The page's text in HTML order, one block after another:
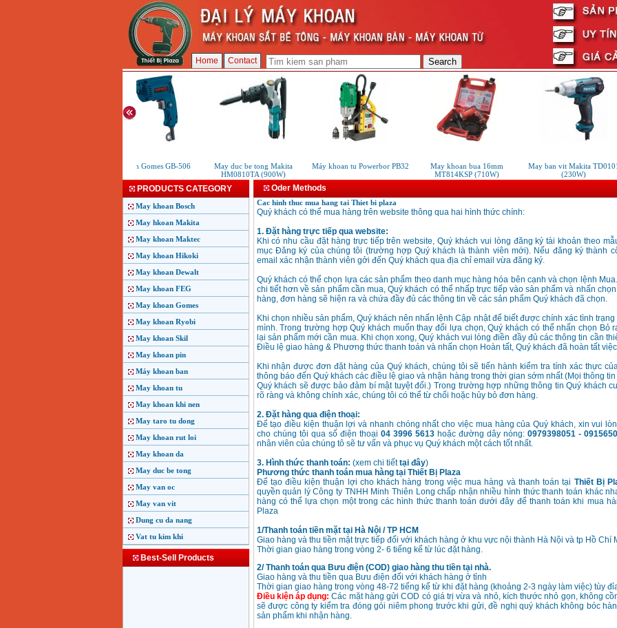
Home Contact
May khoan Gomes GB-506
May duc be tong Makita
HM0810TA (900W)
Máy khoan tu Powerbor PB32
May khoan bua 16mm
MT814KSP (710W)
May ban vit Makita TD0101
(230W)
PRODUCTS CATEGORY
May khoan Bosch
May hkoan Makita
May khoan Maktec
May khoan Hikoki
May khoan Dewalt
May khoan FEG
May khoan Gomes
May khoan Ryobi
May khoan Skil
May khoan pin
Máy khoan ban
May khoan tu
May khoan khi nen
May taro tu dong
May khoan rut loi
May khoan da
May duc be tong
May van oc
May van vit
Dung cu da nang
Vat tu kim khi
Best-Sell Products
Oder Methods
Cac hinh thuc mua hang tai Thiet bi plaza
Quý khách có thể mua hàng trên website thông qua hai hình thức chính:
1. Đặt hàng trực tiếp qua website:
Khi có nhu cầu đặt hàng trực tiếp trên website, Quý khách vui lòng đăng ký tài khoản theo
mục Đăng ký của chúng tôi (trường hợp Quý khách là thành viên mới). Nếu đăng ký thành
email xác nhận thành viên gởi đến Quý khách qua địa chỉ email vừa đăng ký.
Quý khách có thể chọn lựa các sản phẩm theo danh mục hàng hóa bên cạnh và chọn lệnh
chi tiết hơn về sản phẩm cần mua, Quý khách có thể nhấp trực tiếp vào sản phẩm và nhấn
hàng, đơn hàng sẽ hiện ra và chứa đầy đủ các thông tin về các sản phẩm Quý khách đã chọn.
Khi chọn nhiều sản phẩm, Quý khách nên nhấn lệnh Cập nhật để biết được chính xác tình
mình. Trong trường hợp Quý khách muốn thay đổi lựa chọn, Quý khách có thể nhấn chọn Bỏ
lại sản phẩm mới cần mua. Khi chọn xong, Quý khách vui lòng điền đầy đủ các thông tin cần
Điều lệ giao hàng & Phương thức thanh toán và nhấn chọn Hoàn tất, Quý khách đã hoàn tất
Khi nhận được đơn đặt hàng của Quý khách, chúng tôi sẽ tiến hành kiểm tra tính xác thực
thông báo đến Quý khách các điều lệ giao và nhận hàng trong thời gian sớm nhất (Mọi thông
Quý khách sẽ được bảo đảm bí mật tuyệt đối.) Trong trường hợp những thông tin Quý khách
rõ ràng và không chính xác, chúng tôi có thể từ chối hoặc hủy bỏ đơn hàng.
2. Đặt hàng qua điện thoại:
Để tạo điều kiện thuận lợi và nhanh chóng nhất cho việc mua hàng của Quý khách, xin vui
cho chúng tôi qua số điện thoại 04 3996 5613hoặc đường dây nóng:0979398051 -
nhân viên của chúng tô sẽ tư vấn và phục vụ Quý khách một cách tốt nhất.
3. Hình thức thanh toán: (xem chi tiếttại đây)
Phương thức thanh toán mua hàng tại Thiết Bị Plaza
Để tạo điều kiện thuận lợi cho khách hàng trong việc mua hàng và thanh toán tại Thiết Bị
quyền quản lý Công ty TNHH Minh Thiên Long chấp nhận nhiều hình thức thanh toán khác
hàng có thể lựa chọn một trong các hình thức thanh toán dưới đây để thanh toán khi mua
Plaza
1/Thanh toán tiền mặt tại Hà Nội / TP HCM
Giao hàng và thu tiền mặt trực tiếp đối với khách hàng ở khu vực nội thành Hà Nội và tp Hồ Chí
Thời gian giao hàng trong vòng 2- 6 tiếng kể từ lúc đặt hàng.
2/ Thanh toán qua Bưu điện (COD) giao hàng thu tiền tại nhà.
Giao hàng và thu tiền qua Bưu điện đối với khách hàng ở tỉnh
Thời gian giao hàng trong vòng 48-72 tiếng kể từ khi đặt hàng (khoảng 2-3 ngày làm việc) tùy
Điều kiện áp dụng: Các mặt hàng gửi COD có giá trị vừa và nhỏ, kích thước nhỏ gọn, không
sẽ được công ty kiểm tra đóng gói niêm phong trước khi gửi, đề nghị quý khách không bóc
sản phẩm khi nhận hàng.